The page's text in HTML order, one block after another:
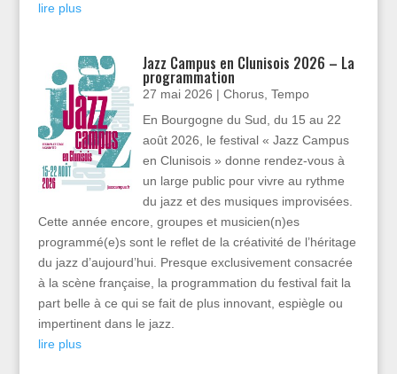
lire plus
Jazz Campus en Clunisois 2026 – La
programmation
27 mai 2026 |Chorus ,Tempo
En Bourgogne du Sud, du 15 au 22
août 2026, le festival « Jazz Campus
en Clunisois » donne rendez-vous à
un large public pour vivre au rythme
du jazz et des musiques improvisées.
Cette année encore, groupes et musicien(n)es
programmé(e)s sont le reflet de la créativité de l’héritage
du jazz d’aujourd’hui. Presque exclusivement consacrée
à la scène française, la programmation du festival fait la
part belle à ce qui se fait de plus innovant, espiègle ou
impertinent dans le jazz.
lire plus